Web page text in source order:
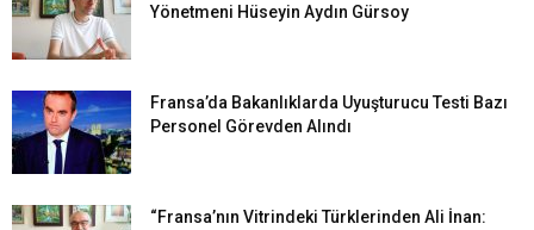
Yönetmeni Hüseyin Aydın Gürsoy
Fransa’da Bakanlıklarda Uyuşturucu Testi Bazı
Personel Görevden Alındı
“Fransa’nın Vitrindeki Türklerinden Ali İnan: